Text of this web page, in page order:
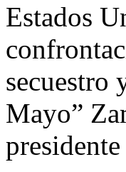
Estados
secuestro
Mayo”